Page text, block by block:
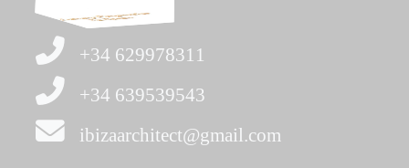
+34 629978311
+34 639539543
ibizaarchitect@gmail.com